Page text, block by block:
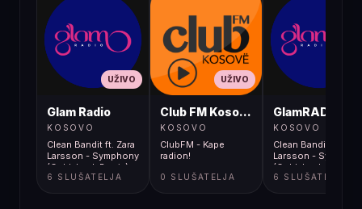
UŽIVO
Glam Radio
KOSOVO
Clean Bandit ft. Zara
Larsson - Symphony
(Coldabank Remix)
6 SLUŠATELJA
UŽIVO
Club FM Kosovë
KOSOVO
ClubFM - Kape
radion!
0 SLUŠATELJA
GlamRADIO
KOSOVO
Clean Bandit ft. Zara
Larsson -
(Coldabank Remix)
6 SLUŠATELJA